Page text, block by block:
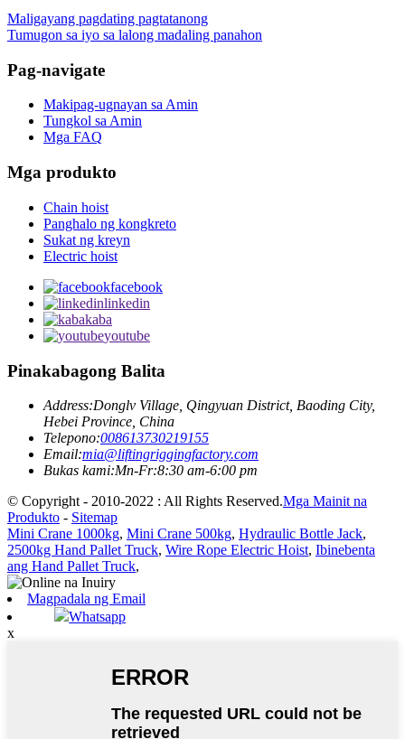
Maligayang pagdating pagtatanong
Tumugon sa iyo sa lalong madaling panahon
Pag-navigate
Makipag-ugnayan sa Amin
Tungkol sa Amin
Mga FAQ
Mga produkto
Chain hoist
Panghalo ng kongkreto
Sukat ng kreyn
Electric hoist
facebook
linkedin
kaba
youtube
Pinakabagong Balita
Address:Donglv Village, Qingyuan District, Baoding City,
Hebei Province, China
Telepono:008613730219155
Email:mia@liftingriggingfactory.com
Bukas kami:Mn-Fr:8:30 am-6:00 pm
© Copyright - 2010-2022 : All Rights Reserved.Mga Mainit na
Produkto - Sitemap
Mini Crane 1000kg, Mini Crane 500kg, Hydraulic Bottle Jack,
2500kg Hand Pallet Truck, Wire Rope Electric Hoist, Ibinebenta
ang Hand Pallet Truck,
Magpadala ng Email
Whatsapp
x